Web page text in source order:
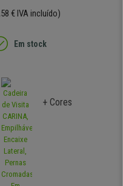
€ IVA incluído)
Em stock
+ Cores